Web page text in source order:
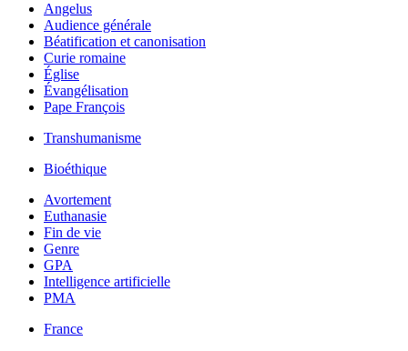
Angelus
Audience générale
Béatification et canonisation
Curie romaine
Église
Évangélisation
Pape François
Transhumanisme
Bioéthique
Avortement
Euthanasie
Fin de vie
Genre
GPA
Intelligence artificielle
PMA
France